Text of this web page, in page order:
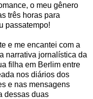
o meu gênero
três horas para
passatempo!
e me encantei com a
narrativa jornalística da
filha em Berlim entre
nos diários dos
e nas mensagens
dessas duas